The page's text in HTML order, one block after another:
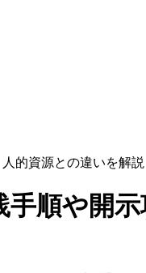
的資源との違いを解説
手順や開